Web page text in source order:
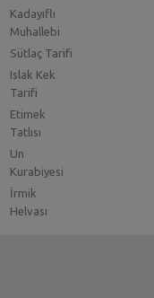
Kadayıflı
Muhallebi
Sütlaç Tarifi
Islak Kek
Tarifi
Etimek
Tatlısı
Un
Kurabiyesi
İrmik
Helvası